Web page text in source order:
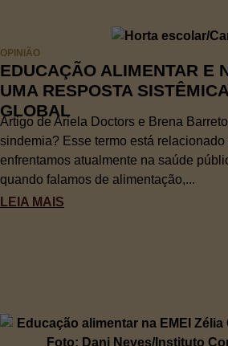
OPINIÃO
EDUCAÇÃO ALIMENTAR E
UMA RESPOSTA
GLOBAL
Artigo de Ariela Doctors e Brena
sindemia? Esse termo está
enfrentamos atualmente na saúde
quando falamos de alimentação,...
LEIA MAIS